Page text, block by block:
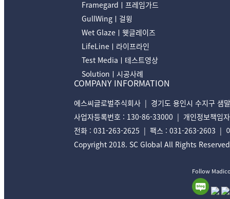
Framegardㅣ프레임가드
GullWingㅣ걸윙
Wet Glazeㅣ웻글레이즈
LifeLineㅣ라이프라인
Test Mediaㅣ테스트영상
Solutionㅣ시공사례
COMPANY INFORMATION
에스씨글로벌주식회사 | 경기도 용인시 수지구 샘
사업자등록번호 : 130-86-33000 | 개인정보책
전화 : 031-263-2625 | 팩스 : 031-263-2603 |
Copyright 2018. SC Global All Rights
Follow